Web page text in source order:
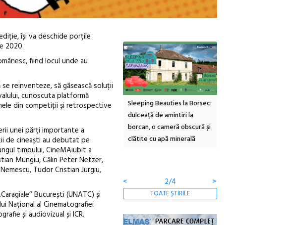
își va deschide porțile
2020.
fiind locul unde au
reinventeze, să găsească soluții
cunoscuta platformă
din competiții și retrospective
unei părți importante a
de cineaști au debutat pe
timpului, CineMAiubit a
Mungiu, Călin Peter Netzer,
Tudor Cristian Jurgiu,
București (UNATC) și
Național al Cinematografiei
și audiovizual și ICR.
Sleeping Beauties la Borsec:
borcan, o cameră obscură și
clătite cu apă minerală
Festivalul Strada
Armenească #10: concerte,
ateliere și întâlniri în Grădina
Botanică
<
3/4 >
TOATE ȘTIRILE